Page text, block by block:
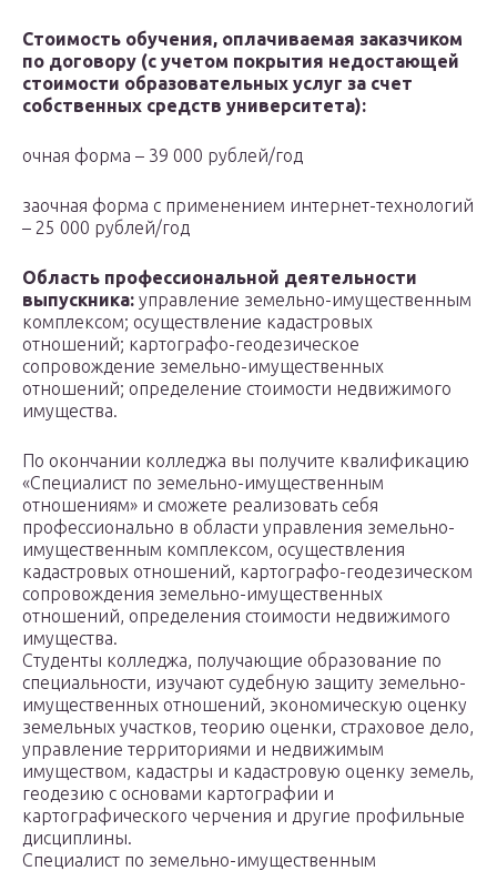
Стоимость обучения, оплачиваемая заказчиком
по договору (с учетом покрытия недостающей
стоимости образовательных услуг за счет
собственных средств университета):
очная форма – 39 000 рублей/год
заочная форма с применением интернет-технологий
– 25 000 рублей/год
Область профессиональной деятельности
выпускника: управление земельно-имущественным
комплексом; осуществление кадастровых
отношений; картографо-геодезическое
сопровождение земельно-имущественных
отношений; определение стоимости недвижимого
имущества.
По окончании колледжа вы получите квалификацию
«Специалист по земельно-имущественным
отношениям» и сможете реализовать себя
профессионально в области управления земельно-
имущественным комплексом, осуществления
кадастровых отношений, картографо-геодезическом
сопровождения земельно-имущественных
отношений, определения стоимости недвижимого
имущества.
Студенты колледжа, получающие образование по
специальности, изучают судебную защиту земельно-
имущественных отношений, экономическую оценку
земельных участков, теорию оценки, страховое дело,
управление территориями и недвижимым
имуществом, кадастры и кадастровую оценку земель,
геодезию с основами картографии и
картографического черчения и другие профильные
дисциплины.
Специалист по земельно-имущественным